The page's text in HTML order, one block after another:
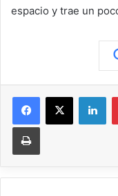
espacio y trae un
Facebook
X
Imprimir